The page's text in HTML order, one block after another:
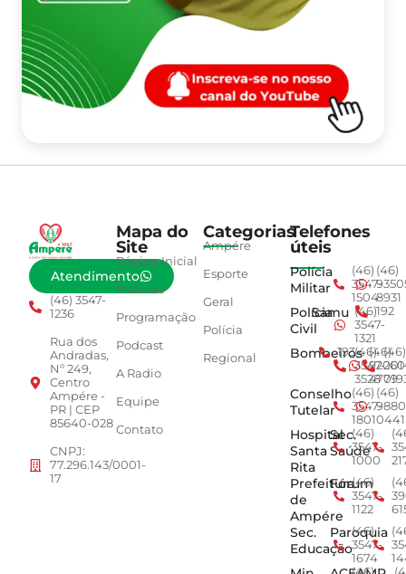
Atendimento
(46) 3547-
1236
Rua dos
Andradas,
Nº 249,
Centro
Ampére -
PR | CEP
85640-028
CNPJ:
77.296.143/0001-
17
Mapa do
Site
Página Inicial
Notícias
Programação
Podcast
A Radio
Equipe
Contato
Categorias
Ampére
Esporte
Geral
Polícia
Regional
Telefones
úteis
Polícia
Militar
(46)
3547-
1504
(46)
8931
Polícia
Civil
Samu (46)
3547-
1321
192
Bombeiros
193(46)
3547-
3528
(46)
4779
(46)
Conselho
Tutelar
(46)
3547-
1801
(46)
0441
Hospital
Santa
Rita
Sec.
Saúde
(46)
3547-
1000
Prefeitura
de
Ampére
Fórum
(46)
3547-
1122
Sec.
Educação
Paroquia
(46)
3547-
1674